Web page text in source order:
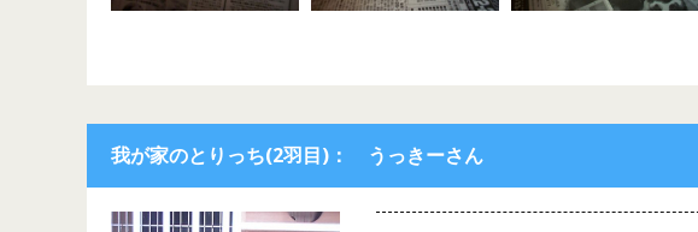
我が家のとりっち(2羽目)： うっきーさん